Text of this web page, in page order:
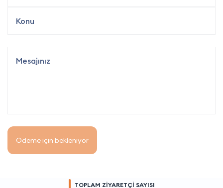
Ödeme için bekleniyor
TOPLAM ZİYARETÇİ SAYISI